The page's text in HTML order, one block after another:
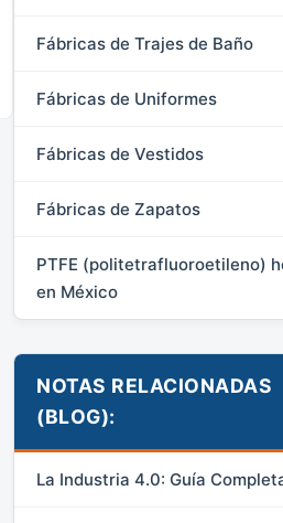
Fábricas de Trajes de Baño
Fábricas de Uniformes
Fábricas de Vestidos
Fábricas de Zapatos
PTFE (politetrafluoroetileno)
en México
NOTAS RELACIONADAS
(BLOG):
La Industria 4.0: Guía